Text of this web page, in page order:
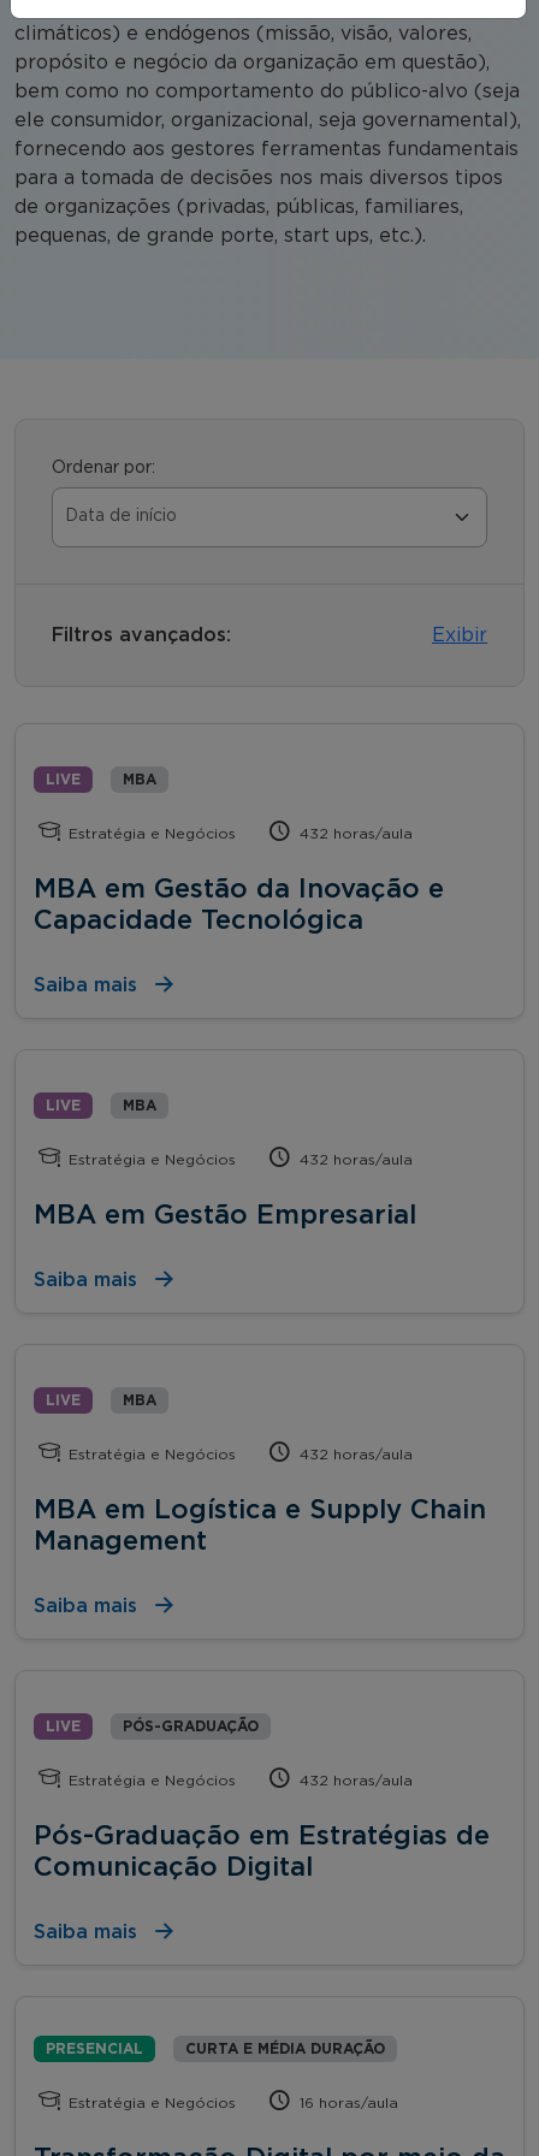
climáticos) e endógenos (missão, visão, valores,
propósito e negócio da organização em questão),
bem como no comportamento do público-alvo (seja
ele consumidor, organizacional, seja governamental),
fornecendo aos gestores ferramentas fundamentais
para a tomada de decisões nos mais diversos tipos
de organizações (privadas, públicas, familiares,
pequenas, de grande porte, start ups, etc.).
Ordenar por:
Filtros avançados: Exibir
LIVE MBA
Estratégia e Negócios 432 horas/aula
MBA em Gestão da Inovação e
Capacidade Tecnológica
Saiba mais
LIVE MBA
Estratégia e Negócios 432 horas/aula
MBA em Gestão Empresarial
Saiba mais
LIVE MBA
Estratégia e Negócios 432 horas/aula
MBA em Logística e Supply Chain
Management
Saiba mais
LIVE PÓS-GRADUAÇÃO
Estratégia e Negócios 432 horas/aula
Pós-Graduação em Estratégias de
Comunicação Digital
Saiba mais
PRESENCIAL CURTA E MÉDIA DURAÇÃO
Estratégia e Negócios 16 horas/aula